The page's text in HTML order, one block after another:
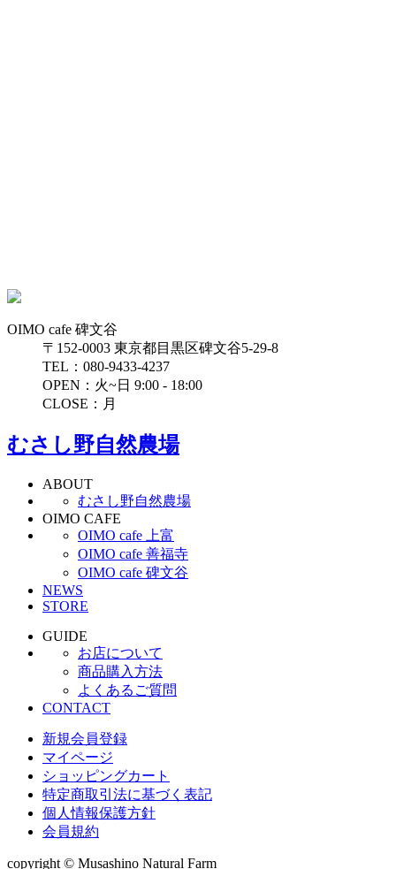
OIMO cafe 碑文谷
〒152-0003 東京都目黒区碑文谷5-29-8
TEL：080-9433-4237
OPEN：火~日 9:00 - 18:00
CLOSE：月
むさし野自然農場
ABOUT
むさし野自然農場
OIMO CAFE
OIMO cafe 上富
OIMO cafe 善福寺
OIMO cafe 碑文谷
NEWS
STORE
GUIDE
お店について
商品購入方法
よくあるご質問
CONTACT
新規会員登録
マイページ
ショッピングカート
特定商取引法に基づく表記
個人情報保護方針
会員規約
copyright © Musashino Natural Farm